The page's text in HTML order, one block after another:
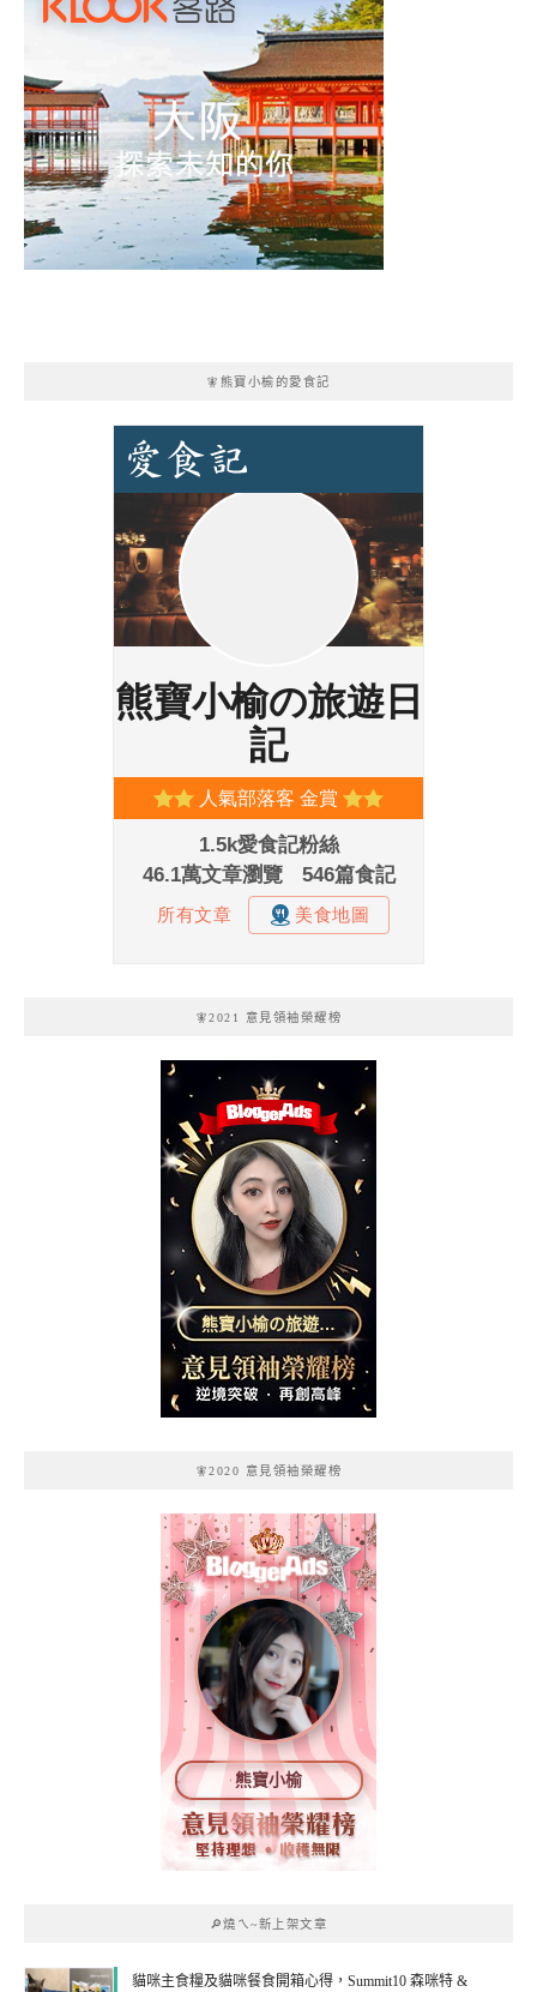
🧚熊寶小榆的愛食記
🧚2021 意見領袖榮耀榜
熊寶小榆の旅遊日
記
🧚2020 意見領袖榮耀榜
熊寶小榆
🔎燒ㄟ~新上架文章
貓咪主食糧及貓咪餐食開箱心得，Summit10 森咪特 &